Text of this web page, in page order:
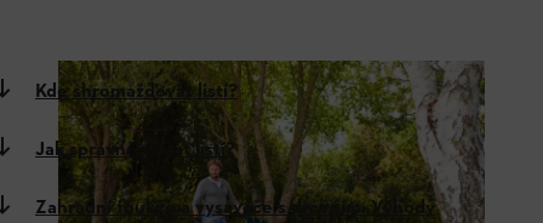
Kde shromažďovat listí?
Jak správně sbírat listí?
Zahradní foukče a vysavače s drcením: Výhody